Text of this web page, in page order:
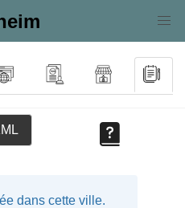
dans cette ville.